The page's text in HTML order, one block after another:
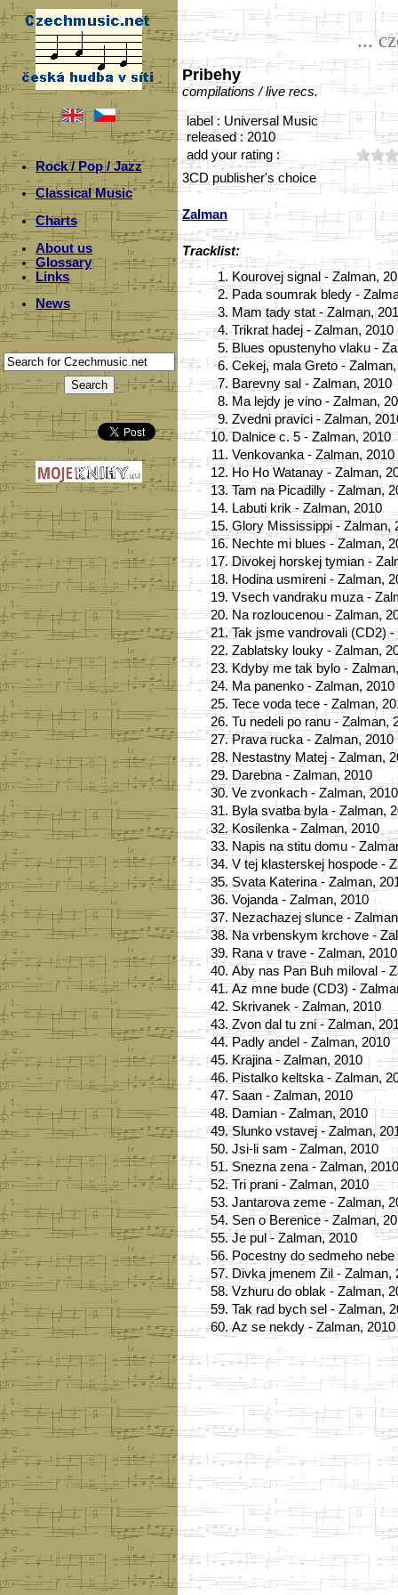
Rock / Pop / Jazz
Classical Music
Charts
About us
Glossary
Links
News
...
Pribehy
compilations / live recs.
label : Universal Music
released : 2010
add your rating :
3CD publisher's choice
Zalman
Tracklist:
1. Kourovej signal - Zalman,
2. Pada soumrak bledy -
3. Mam tady stat - Zalman,
4. Trikrat hadej - Zalman, 2010
5. Blues opustenyho vlaku -
6. Cekej, mala Greto -
7. Barevny sal - Zalman, 2010
8. Ma lejdy je vino - Zalman,
9. Zvedni pravici - Zalman,
10. Dalnice c. 5 - Zalman, 2010
11. Venkovanka - Zalman, 2010
12. Ho Ho Watanay - Zalman,
13. Tam na Picadilly - Zalman,
14. Labuti krik - Zalman, 2010
15. Glory Mississippi - Zalman,
16. Nechte mi blues - Zalman,
17. Divokej horskej tymian -
18. Hodina usmireni - Zalman,
19. Vsech vandraku muza -
20. Na rozloucenou - Zalman,
21. Tak jsme vandrovali (CD2)
22. Zablatsky louky - Zalman,
23. Kdyby me tak bylo -
24. Ma panenko - Zalman, 2010
25. Tece voda tece - Zalman,
26. Tu nedeli po ranu - Zalman,
27. Prava rucka - Zalman, 2010
28. Nestastny Matej - Zalman,
29. Darebna - Zalman, 2010
30. Ve zvonkach - Zalman, 2010
31. Byla svatba byla - Zalman,
32. Kosilenka - Zalman, 2010
33. Napis na stitu domu -
34. V tej klasterskej hospode -
35. Svata Katerina - Zalman,
36. Vojanda - Zalman, 2010
37. Nezachazej slunce -
38. Na vrbenskym krchove -
39. Rana v trave - Zalman, 2010
40. Aby nas Pan Buh miloval -
41. Az mne bude (CD3) -
42. Skrivanek - Zalman, 2010
43. Zvon dal tu zni - Zalman,
44. Padly andel - Zalman, 2010
45. Krajina - Zalman, 2010
46. Pistalko keltska - Zalman,
47. Saan - Zalman, 2010
48. Damian - Zalman, 2010
49. Slunko vstavej - Zalman,
50. Jsi-li sam - Zalman, 2010
51. Snezna zena - Zalman,
52. Tri prani - Zalman, 2010
53. Jantarova zeme - Zalman,
54. Sen o Berenice - Zalman,
55. Je pul - Zalman, 2010
56. Pocestny do sedmeho
57. Divka jmenem Zil - Zalman,
58. Vzhuru do oblak - Zalman,
59. Tak rad bych sel - Zalman,
60. Az se nekdy - Zalman, 2010